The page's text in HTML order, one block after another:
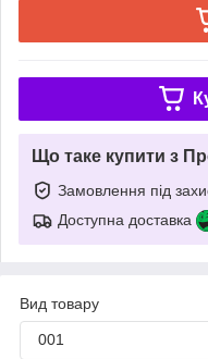
Що таке купити з
Замовлення під
Доступна доставка
Вид товару
001